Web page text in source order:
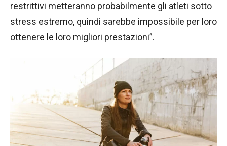
restrittivi metteranno probabilmente gli atleti sotto
stress estremo, quindi sarebbe impossibile per loro
ottenere le loro migliori prestazioni”.